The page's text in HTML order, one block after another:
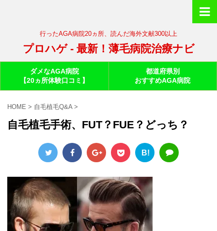
行ったAGA病院20ヵ所、読んだ海外文献300以上
プロハゲ - 最新！薄毛病院治療ナビ
ダメなAGA病院
【20ヵ所体験口コミ】
都道府県別
おすすめAGA病院
HOME > 自毛植毛Q&A >
自毛植毛手術、FUT？FUE？どっち？
B!